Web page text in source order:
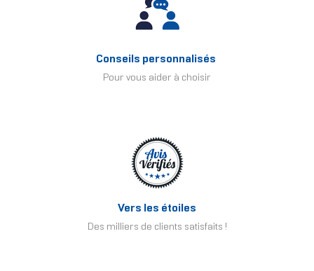
Conseils personnalisés
Pour vous aider à choisir
Vers les étoiles
Des milliers de clients satisfaits !